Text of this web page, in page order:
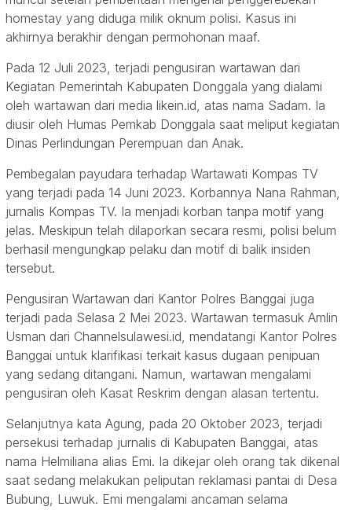
homestay yang diduga milik oknum polisi. Kasus ini
akhirnya berakhir dengan permohonan maaf.
Pada 12 Juli 2023, terjadi pengusiran wartawan dari
Kegiatan Pemerintah Kabupaten Donggala yang dialami
oleh wartawan dari media likein.id, atas nama Sadam. Ia
diusir oleh Humas Pemkab Donggala saat meliput kegiatan
Dinas Perlindungan Perempuan dan Anak.
Pembegalan payudara terhadap Wartawati Kompas TV
yang terjadi pada 14 Juni 2023. Korbannya Nana Rahman,
jurnalis Kompas TV. Ia menjadi korban tanpa motif yang
jelas. Meskipun telah dilaporkan secara resmi, polisi belum
berhasil mengungkap pelaku dan motif di balik insiden
tersebut.
Pengusiran Wartawan dari Kantor Polres Banggai juga
terjadi pada Selasa 2 Mei 2023. Wartawan termasuk Amlin
Usman dari Channelsulawesi.id, mendatangi Kantor Polres
Banggai untuk klarifikasi terkait kasus dugaan penipuan
yang sedang ditangani. Namun, wartawan mengalami
pengusiran oleh Kasat Reskrim dengan alasan tertentu.
Selanjutnya kata Agung, pada 20 Oktober 2023, terjadi
persekusi terhadap jurnalis di Kabupaten Banggai, atas
nama Helmiliana alias Emi. Ia dikejar oleh orang tak dikenal
saat sedang melakukan peliputan reklamasi pantai di Desa
Bubung, Luwuk. Emi mengalami ancaman selama